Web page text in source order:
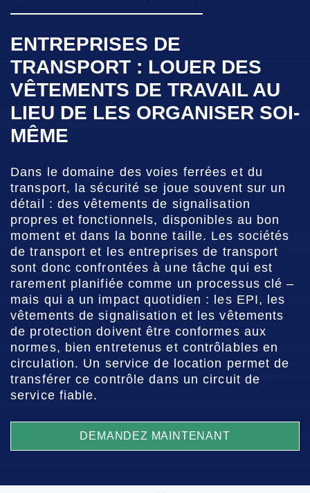
ENTREPRISES DE
TRANSPORT : LOUER DES
VÊTEMENTS DE TRAVAIL AU
LIEU DE LES ORGANISER SOI-
MÊME
Dans le domaine des voies ferrées et du
transport, la sécurité se joue souvent sur un
détail : des vêtements de signalisation
propres et fonctionnels, disponibles au bon
moment et dans la bonne taille. Les sociétés
de transport et les entreprises de transport
sont donc confrontées à une tâche qui est
rarement planifiée comme un processus clé –
mais qui a un impact quotidien : les EPI, les
vêtements de signalisation et les vêtements
de protection doivent être conformes aux
normes, bien entretenus et contrôlables en
circulation. Un service de location permet de
transférer ce contrôle dans un circuit de
service fiable.
DEMANDEZ MAINTENANT